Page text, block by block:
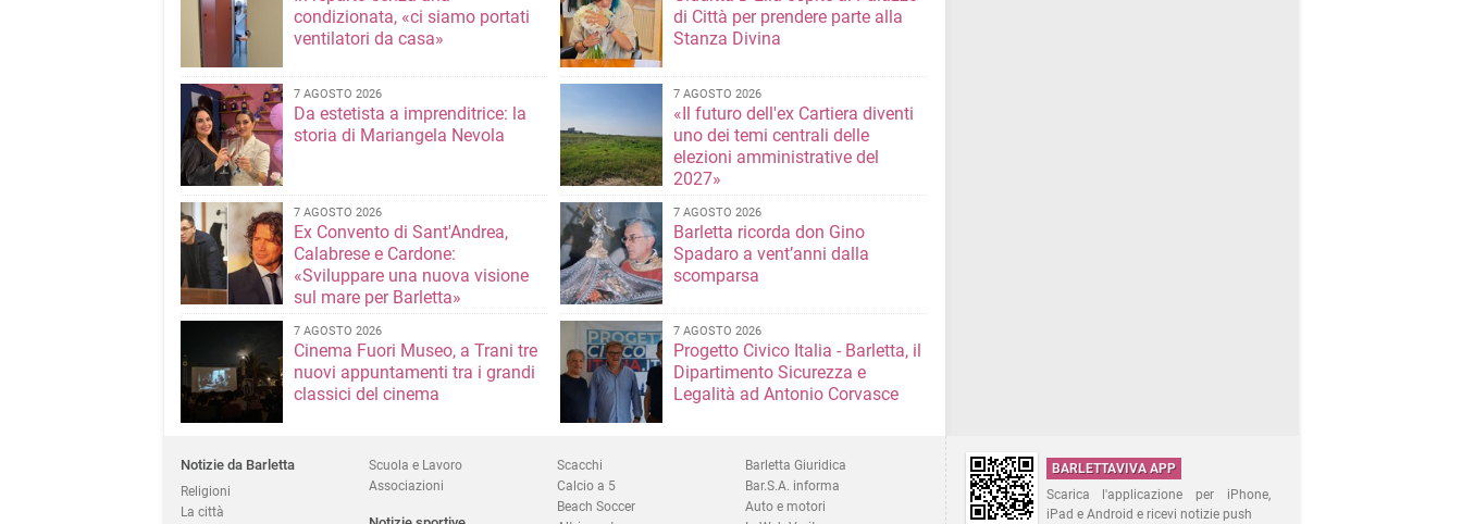
condizionata, «ci siamo portati
ventilatori da casa»
di Città per prendere parte alla
Stanza Divina
7 AGOSTO 2026
Da estetista a imprenditrice: la
storia di Mariangela Nevola
7 AGOSTO 2026
«Il futuro dell'ex Cartiera diventi
uno dei temi centrali delle
elezioni amministrative del
2027»
7 AGOSTO 2026
Ex Convento di Sant'Andrea,
Calabrese e Cardone:
«Sviluppare una nuova visione
sul mare per Barletta»
7 AGOSTO 2026
Barletta ricorda don Gino
Spadaro a vent’anni dalla
scomparsa
7 AGOSTO 2026
Cinema Fuori Museo, a Trani tre
nuovi appuntamenti tra i grandi
classici del cinema
7 AGOSTO 2026
Progetto Civico Italia - Barletta, il
Dipartimento Sicurezza e
Legalità ad Antonio Corvasce
Notizie da Barletta
Religioni
La città
Scuola e Lavoro
Associazioni
Scacchi
Calcio a 5
Beach Soccer
Barletta Giuridica
Bar.S.A. informa
Auto e motori
BARLETTAVIVA APP
Scarica l'applicazione per iPhone,
iPad e Android e ricevi notizie push